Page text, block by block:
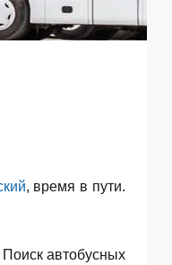
, время в пути.
автобусных